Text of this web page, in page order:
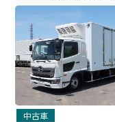
中古車